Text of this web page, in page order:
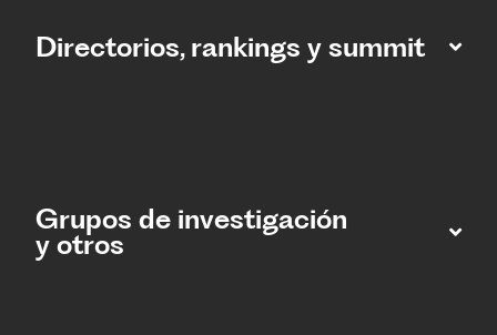
Directorios, rankings y summit
Grupos de investigación
y otros